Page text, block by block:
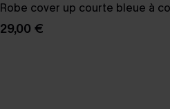
Robe cover up courte bleue à
29,00 €